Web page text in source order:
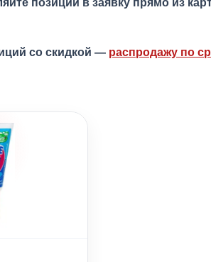
позиции в заявку прямо из
со скидкой — распродажу по